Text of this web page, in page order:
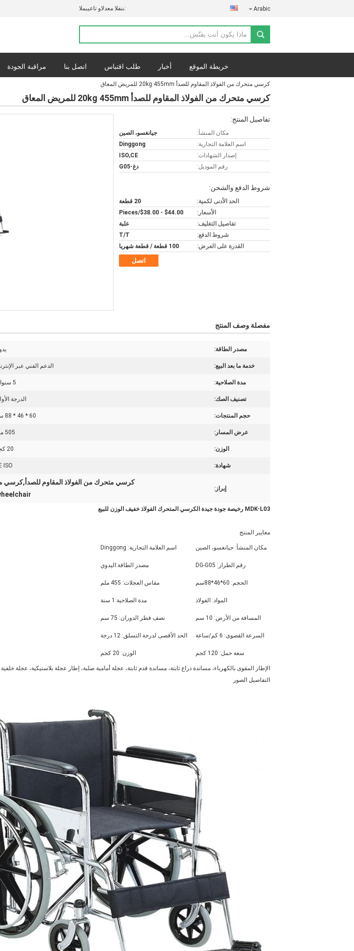
المبيعات والدعم الفنى: Arabic
مراقبة الجودة اتصل بنا طلب اقتباس أخبار خريطة الموقع
كرسي متحرك من الفولاذ المقاوم للصدأ 20kg 455mm للمريض المعاق
كرسي متحرك من الفولاذ المقاوم للصدأ 20kg 455mm للمريض المعاق
تفاصيل المنتج:
مكان المنشأ:
جيانغسو، الصين
اسم العلامة التجارية:
Dinggong
إصدار الشهادات:
ISO,CE
رقم الموديل:
دغ-G05
شروط الدفع والشحن:
الحد الأدنى لكمية:
20 قطعة
الأسعار:
$44.00 - $38.00/Pieces
تفاصيل التغليف:
علبة
شروط الدفع:
T/T
القدرة على العرض:
100 قطعة / قطعة شهريا
اتصل
مفصلة وصف المنتج
مصدر الطاقة:
خدمة ما بعد البيع: الدعم الفني عبر
مدة الصلاحية: 5 سنوات
تصنيف الصك: الدرجة
حجم المنتجات: 60 * 46 * 88 سم
عرض المسار: 505 ملم
الوزن: 20 كجم
شهادة: ISO
إبراز:
كرسي متحرك من الفولاذ المقاوم للصدأ,كرسي
MDK-L03 رخيصة جودة جيدة الكرسي المتحرك الفولاذ خفيف الوزن للبيع
معايير المنتج
مكان المنشأ: جيانغسو، الصين اسم العلامة التجارية: Dinggong
رقم الطراز: DG-G05 مصدر الطاقة:اليدوي
الحجم: 60*46*88سم مقاس العجلات: 455 ملم
المواد: الفولاذ مدة الصلاحية:1 سنة
المسافة من الأرض: 10 سم نصف قطر الدوران: 75 سم
السرعة القصوى: 6 كم/ساعة الحد الأقصى لدرجة التسلق: 12 درجة
سعة حمل: 120 كجم الوزن: 20 كجم
الإطار المقوى بالكهرباء، مساندة ذراع ثابتة، مساندة قدم ثابتة، عجلة أمامية صلبة، إطار عجلة بلاستيكية، عجلة
التفاصيل الصور